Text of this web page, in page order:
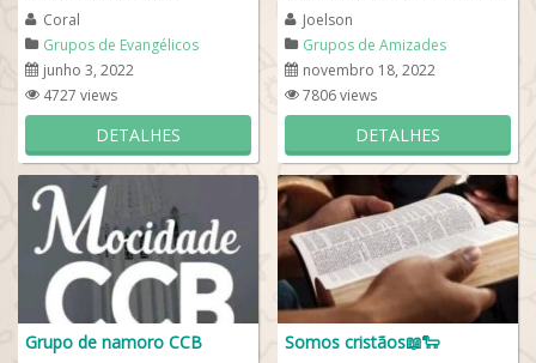
participarem. Ao entrar
apresente-se para o...
Coral
Grupos de Evangélicos
junho 3, 2022
4727 views
DETALHES
que querem conhecer gente e
fazer...
Joelson
Grupos de Amizades
novembro 18, 2022
7806 views
DETALHES
Grupo de namoro CCB Somos cristãos📖🐑